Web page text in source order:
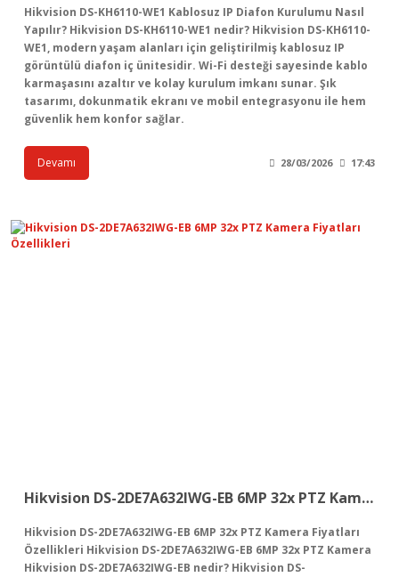
Hikvision DS-KH6110-WE1 Kablosuz IP Diafon Kurulumu Nasıl
Yapılır? Hikvision DS-KH6110-WE1 nedir? Hikvision DS-KH6110-
WE1, modern yaşam alanları için geliştirilmiş kablosuz IP
görüntülü diafon iç ünitesidir. Wi-Fi desteği sayesinde kablo
karmaşasını azaltır ve kolay kurulum imkanı sunar. Şık
tasarımı, dokunmatik ekranı ve mobil entegrasyonu ile hem
güvenlik hem konfor sağlar.
Devamı 28/03/2026 17:43
Hikvision DS-2DE7A632IWG-EB 6MP 32x PTZ Kamera Fiyatları Özellikleri
Hikvision DS-2DE7A632IWG-EB 6MP 32x PTZ Kamera Fiyatları
Özellikleri Hikvision DS-2DE7A632IWG-EB 6MP 32x PTZ Kamera
Hikvision DS-2DE7A632IWG-EB nedir? Hikvision DS-